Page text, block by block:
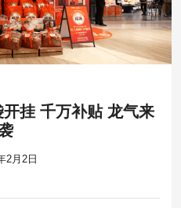
挂 千万补贴 龙气来
2月2日